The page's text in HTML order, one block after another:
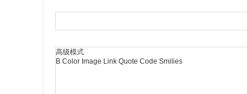
高级模式
B Color Image Link Quote Code Smilies